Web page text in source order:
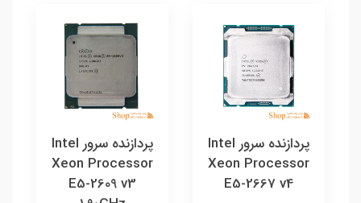
پردازنده سرور Intel
Xeon Processor
E5-2667 v4
پردازنده سرور Intel
Xeon Processor
E5-2609 v3